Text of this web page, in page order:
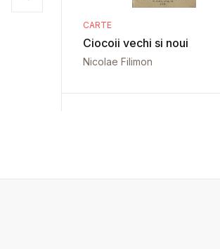
CARTE
Ciocoii vechi si noui
Nicolae Filimon